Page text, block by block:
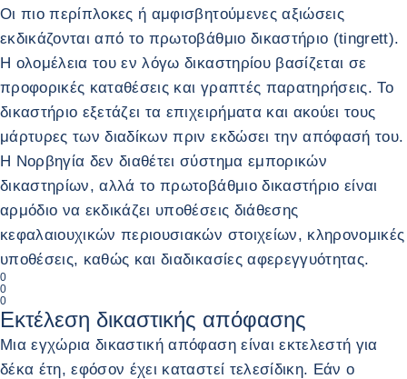
Οι πιο περίπλοκες ή αμφισβητούμενες αξιώσεις
εκδικάζονται από το πρωτοβάθμιο δικαστήριο (tingrett).
Η ολομέλεια του εν λόγω δικαστηρίου βασίζεται σε
προφορικές καταθέσεις και γραπτές παρατηρήσεις. Το
δικαστήριο εξετάζει τα επιχειρήματα και ακούει τους
μάρτυρες των διαδίκων πριν εκδώσει την απόφασή του.
Η Νορβηγία δεν διαθέτει σύστημα εμπορικών
δικαστηρίων, αλλά το πρωτοβάθμιο δικαστήριο είναι
αρμόδιο να εκδικάζει υποθέσεις διάθεσης
κεφαλαιουχικών περιουσιακών στοιχείων, κληρονομικές
υποθέσεις, καθώς και διαδικασίες αφερεγγυότητας.
0
0
0
Εκτέλεση δικαστικής απόφασης
Μια εγχώρια δικαστική απόφαση είναι εκτελεστή για
δέκα έτη, εφόσον έχει καταστεί τελεσίδικη. Εάν ο